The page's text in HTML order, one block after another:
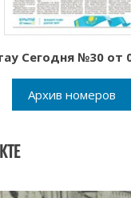
Сегодня №30 от
Архив номеров